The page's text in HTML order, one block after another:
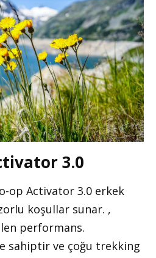
3.0
op Activator 3.0 erkek
koşullar sunar. ,
performans.
sahiptir ve çoğu trekking